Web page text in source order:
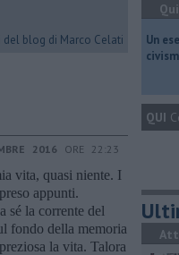
blog di Marco Celati
2016 ORE 22:23
vita, quasi niente. I
appunti.
sé la corrente del
fondo della memoria
la vita. Talora
​Un
QUI